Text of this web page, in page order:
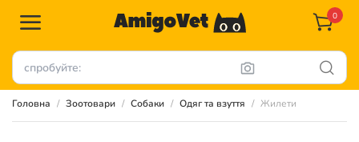
0
Головна Зоотовари Собаки Одяг та взуття Жилети